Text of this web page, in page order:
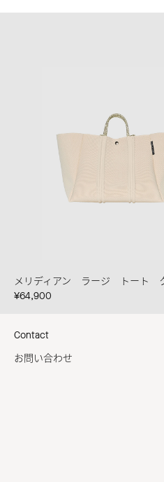
メリディアン ラージ トート
¥64,900
Contact
お問い合わせ